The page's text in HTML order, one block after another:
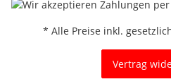
* Alle Preise inkl.
Vertrag